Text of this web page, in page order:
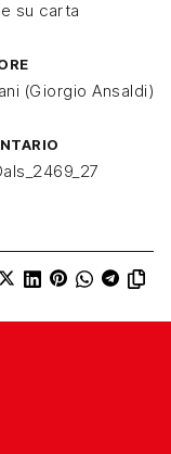
su carta
(Giorgio Ansaldi)